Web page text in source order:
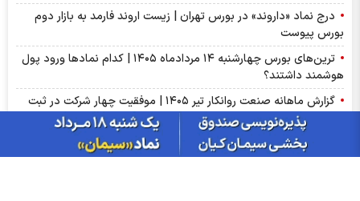
درج نماد «داروند» در بورس تهران | زیست اروند فارمد به بازار دوم
بورس پیوست
ترین‌های بورس چهارشنبه ۱۴ مردادماه ۱۴۰۵ | کدام نماد‌ها ورود پول
هوشمند داشتند؟
گزارش ماهانه صنعت روانکار تیر ۱۴۰۵ | موفقیت چهار شرکت در ثبت
رکورد تاریخی
پذیره‌نویسی صندوق نقره «سیان» از ۱۸ مرداد | جزئیات یازدهمین
صندوق نقره بورس کالا